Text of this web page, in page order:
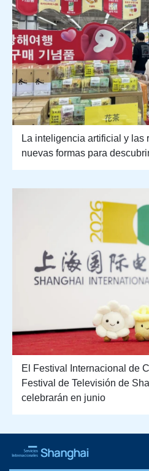
La inteligencia artificial y las
nuevas formas para
El Festival Internacional de
Festival de Televisión de
celebrarán en junio